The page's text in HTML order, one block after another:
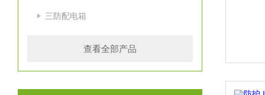
三防配电箱
查看全部产品